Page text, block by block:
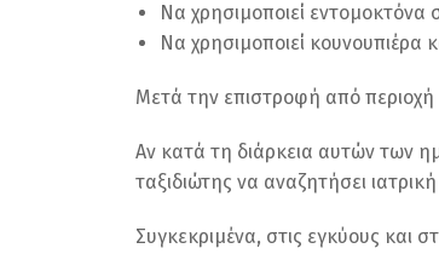
Να χρησιμοποιεί
Να χρησιμοποιεί κουνουπιέρα
Μετά την επιστροφή από περιοχή
Αν κατά τη διάρκεια αυτών των
ταξιδιώτης να αναζητήσει
Συγκεκριμένα, στις εγκύους και